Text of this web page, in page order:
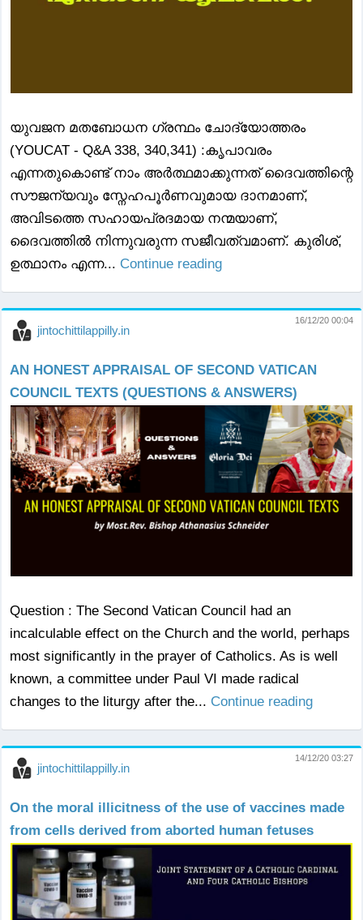
യുവജന മതബോധന ഗ്രന്ഥം ചോദ്യോത്തരം
(YOUCAT - Q&A 338, 340,341) :കൃപാവരം
എന്നതുകൊണ്ട് നാം അർത്ഥമാക്കുന്നത് ദൈവത്തിന്റെ
സൗജന്യവും സ്നേഹപൂർണവുമായ ദാനമാണ്,
അവിടത്തെ സഹായപ്രദമായ നന്മയാണ്,
ദൈവത്തിൽ നിന്നുവരുന്ന സജീവത്വമാണ്. കുരിശ്,
ഉത്ഥാനം എന്ന... Continue reading
jintochittilappilly.in
16/12/20 00:04
AN HONEST APPRAISAL OF SECOND VATICAN
COUNCIL TEXTS (QUESTIONS & ANSWERS)
Question : The Second Vatican Council had an
incalculable effect on the Church and the world, perhaps
most significantly in the prayer of Catholics. As is well
known, a committee under Paul VI made radical
changes to the liturgy after the... Continue reading
jintochittilappilly.in
14/12/20 03:27
On the moral illicitness of the use of vaccines made
from cells derived from aborted human fetuses